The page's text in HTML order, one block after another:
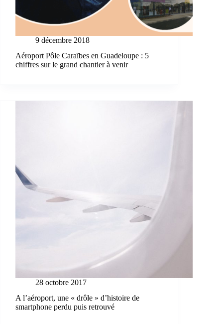
9 décembre 2018
Aéroport Pôle Caraïbes en Guadeloupe : 5
chiffres sur le grand chantier à venir
28 octobre 2017
A l’aéroport, une « drôle » d’histoire de
smartphone perdu puis retrouvé